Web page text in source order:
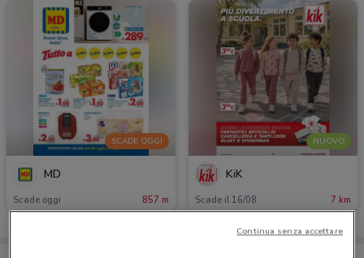
SCADE OGGI
MD
Scade oggi 857 m
NUOVO
KiK
Scade il 16/08 7 km
Continua senza accettare